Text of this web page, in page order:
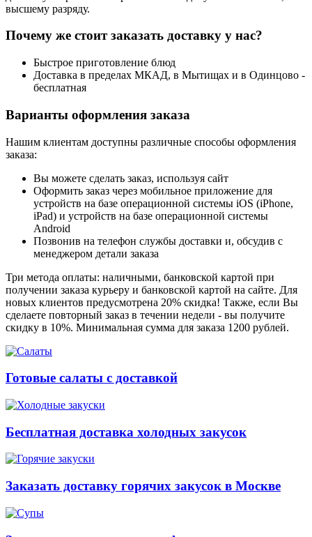
высшему разряду.
Почему же стоит заказать доставку у нас?
Быстрое приготовление блюд
Доставка в пределах МКАД, в Мытищах и в Одинцово -
бесплатная
Варианты оформления заказа
Нашим клиентам доступны различные способы оформления
заказа:
Вы можете сделать заказ, используя сайт
Оформить заказ через мобильное приложение для
устройств на базе операционной системы iOS (iPhone,
iPad) и устройств на базе операционной системы
Android
Позвонив на телефон службы доставки и, обсудив с
менеджером детали заказа
Три метода оплаты: наличными, банковской картой при
получении заказа курьеру и банковской картой на сайте. Для
новых клиентов предусмотрена 20% скидка! Также, если Вы
сделаете повторный заказ в течении недели - вы получите
скидку в 10%. Минимальная сумма для заказа 1200 рублей.
Готовые салаты с доставкой
Бесплатная доставка холодных закусок
Заказать доставку горячих закусок в Москве